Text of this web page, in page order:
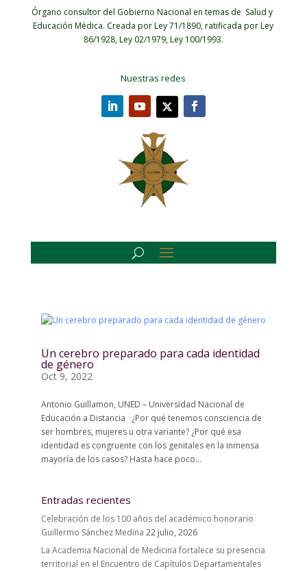
Órgano consultor del Gobierno Nacional en temas de Salud y
Educación Médica. Creada por Ley 71/1890, ratificada por Ley
86/1928, Ley 02/1979, Ley 100/1993.
Nuestras redes
Un cerebro preparado para cada identidad
de género
Oct 9, 2022
Antonio Guillamon, UNED – Universidad Nacional de
Educación a Distancia ¿Por qué tenemos consciencia de
ser hombres, mujeres u otra variante? ¿Por qué esa
identidad es congruente con los genitales en la inmensa
mayoría de los casos? Hasta hace poco...
Entradas recientes
Celebración de los 100 años del académico honorario
Guillermo Sánchez Medina 22 julio, 2026
La Academia Nacional de Medicina fortalece su presencia
territorial en el Encuentro de Capítulos Departamentales